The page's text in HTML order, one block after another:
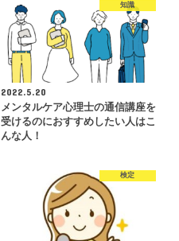
知識
2022.5.20
メンタルケア心理士の通信講座を
受けるのにおすすめしたい人はこ
んな人！
検定